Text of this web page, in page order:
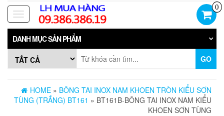
Skip
the
content
Toggle
navigation
0
DANH MỤC SẢN PHẨM
GO
HOME » BÔNG TAI INOX NAM KHOEN TRÒN KIỂU SƠN
TÙNG (TRẮNG) BT161 » BT161B-BÔNG TAI INOX NAM KIỂU
KHOEN SƠN TÙNG